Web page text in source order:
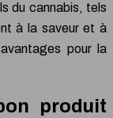
du cannabis, tels
à la saveur et à
pour la
produit